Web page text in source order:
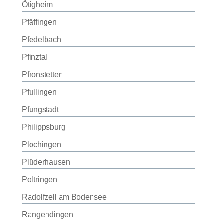
Ötigheim
Pfäffingen
Pfedelbach
Pfinztal
Pfronstetten
Pfullingen
Pfungstadt
Philippsburg
Plochingen
Plüderhausen
Poltringen
Radolfzell am Bodensee
Rangendingen